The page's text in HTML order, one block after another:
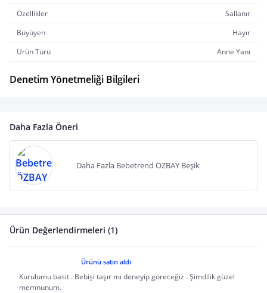
Özellikler
Sallanır
Büyüyen
Hayır
Ürün Türü
Anne Yanı
Denetim Yönetmeliği Bilgileri
Daha Fazla Öneri
Daha Fazla Bebetrend ÖZBAY Beşik
Ürün Değerlendirmeleri (1)
Ürünü satın aldı
Kurulumu basit . Bebişi taşır mı deneyip göreceğiz . Şimdilik güzel
memnunum.